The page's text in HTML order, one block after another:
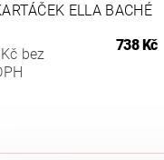
ELLA BACHÉ
bez
738 Kč